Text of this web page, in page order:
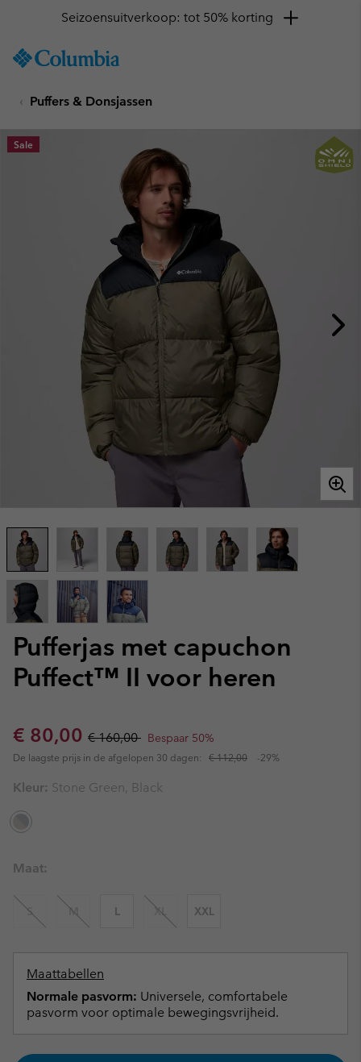
TO
SKIP
MAIN
NAV
Seizoensuitverkoop: tot 50% korting
Puffers & Donsjassen
Pufferjas met capuchon
Puffect™ II voor heren
Sale price:
€ 80,00 Regular price:
€ 160,00 Bespaar 50%
De laagste prijs in de afgelopen 30 dagen: € 112,00 -29%
Sale
Kleur: Stone Green, Black
Maat:
S M L XL XXL
Maattabellen
Normale pasvorm: Universele, comfortabele
pasvorm voor optimale bewegingsvrijheid.